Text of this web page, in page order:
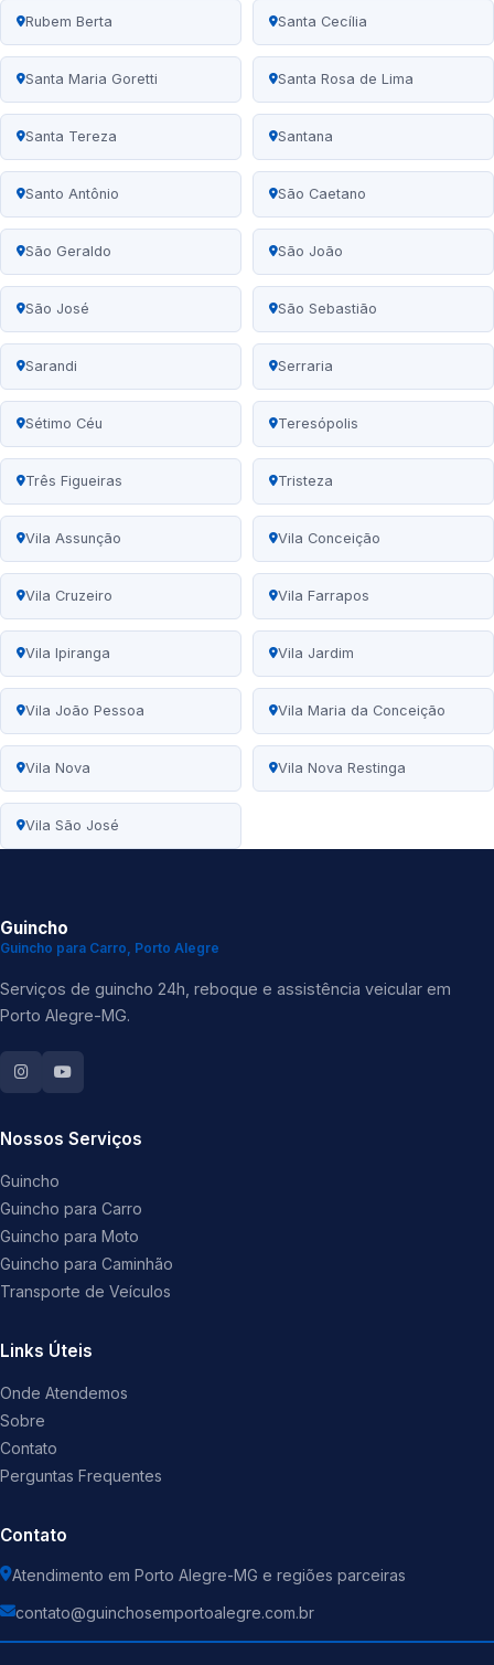
Rubem Berta Santa Cecília
Santa Maria Goretti Santa Rosa de Lima
Santa Tereza Santana
Santo Antônio São Caetano
São Geraldo São João
São José São Sebastião
Sarandi Serraria
Sétimo Céu Teresópolis
Três Figueiras Tristeza
Vila Assunção Vila Conceição
Vila Cruzeiro Vila Farrapos
Vila Ipiranga Vila Jardim
Vila João Pessoa Vila Maria da Conceição
Vila Nova Vila Nova Restinga
Vila São José
Guincho
Guincho para Carro, Porto Alegre
Serviços de guincho 24h, reboque e assistência veicular em
Porto Alegre-MG.
Nossos Serviços
Guincho
Guincho para Carro
Guincho para Moto
Guincho para Caminhão
Transporte de Veículos
Links Úteis
Onde Atendemos
Sobre
Contato
Perguntas Frequentes
Contato
Atendimento em Porto Alegre-MG e regiões parceiras
contato@guinchosemportoalegre.com.br